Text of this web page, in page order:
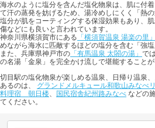
海水のように塩分を含んだ塩化物泉は、肌に付
て汗の蒸発を妨げるため、湯冷めしにくく「熱
塩分が肌をコーティングする保湿効果もあり、
傷などにも良いと言われています。
神奈川県横須賀市にある 「横須賀温泉 湯楽の里」
めながら海水に匹敵するほどの塩分を含む「強塩
また、兵庫県神戸市の 「有馬温泉 太閤の湯」 で
の名湯「金泉」を完全かけ流しで堪能することが
切目駅の塩化物泉が楽しめる温泉、日帰り温泉
あるのは、 グランドメルキュール和歌山みなべ
料理宿 朝日楼、 国民宿舎紀州路みなべ などの
てください。